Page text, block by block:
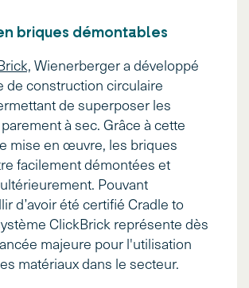
briques démontables
Wienerberger a développé
de construction circulaire
de superposer les
à sec. Grâce à cette
mise en œuvre, les briques
facilement démontées et
Pouvant
d’avoir été certifié Cradle to
ClickBrick représente dès
majeure pour l'utilisation
matériaux dans le secteur.